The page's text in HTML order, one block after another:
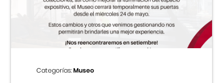
Centro Cultural Peruano Japonés
Museo de la Inmigración Japonesa
Categorías:Museo